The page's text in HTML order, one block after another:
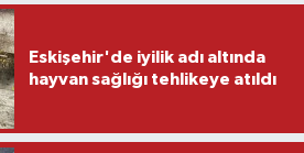
Eskişehir'de iyilik adı altında
hayvan sağlığı tehlikeye atıldı